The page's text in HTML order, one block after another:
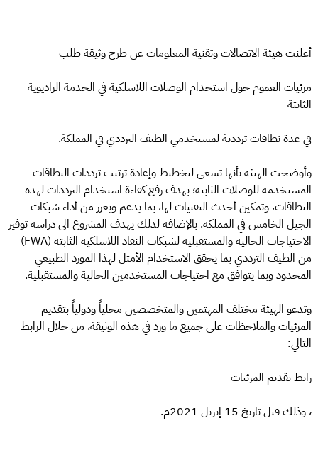
أعلنت هيئة الاتصالات وتقنية المعلومات عن طرح وثيقة طلب
مرئيات العموم حول استخدام الوصلات اللاسلكية في الخدمة الراديوية
الثابتة
في عدة نطاقات ترددية لمستخدمي الطيف الترددي في المملكة.
وأوضحت الهيئة بأنها تسعى لتخطيط وإعادة ترتيب ترددات النطاقات
المستخدمة للوصلات الثابتة؛ بهدف رفع كفاءة استخدام الترددات لهذه
النطاقات، وتمكين أحدث التقنيات لها، بما يدعم ويعزز من أداء شبكات
الجيل الخامس في المملكة. بالإضافة لذلك يهدف المشروع الى دراسة توفير
الاحتياجات الحالية والمستقبلية لشبكات النفاذ اللاسلكية الثابتة (FWA)
من الطيف الترددي بما يحقق الاستخدام الأمثل لهذا المورد الطبيعي
المحدود وبما يتوافق مع احتياجات المستخدمين الحالية والمستقبلية.
وتدعو الهيئة مختلف المهتمين والمتخصصين محلياً ودولياً بتقديم
المرئيات والملاحظات على جميع ما ورد في هذه الوثيقة، من خلال الرابط
التالي:
رابط تقديم المرئيات
، وذلك قبل تاريخ 15 إبريل 2021م.